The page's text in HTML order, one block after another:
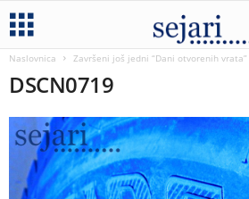
Naslovnica Završeni još jedni “Dani otvorenih
DSCN0719